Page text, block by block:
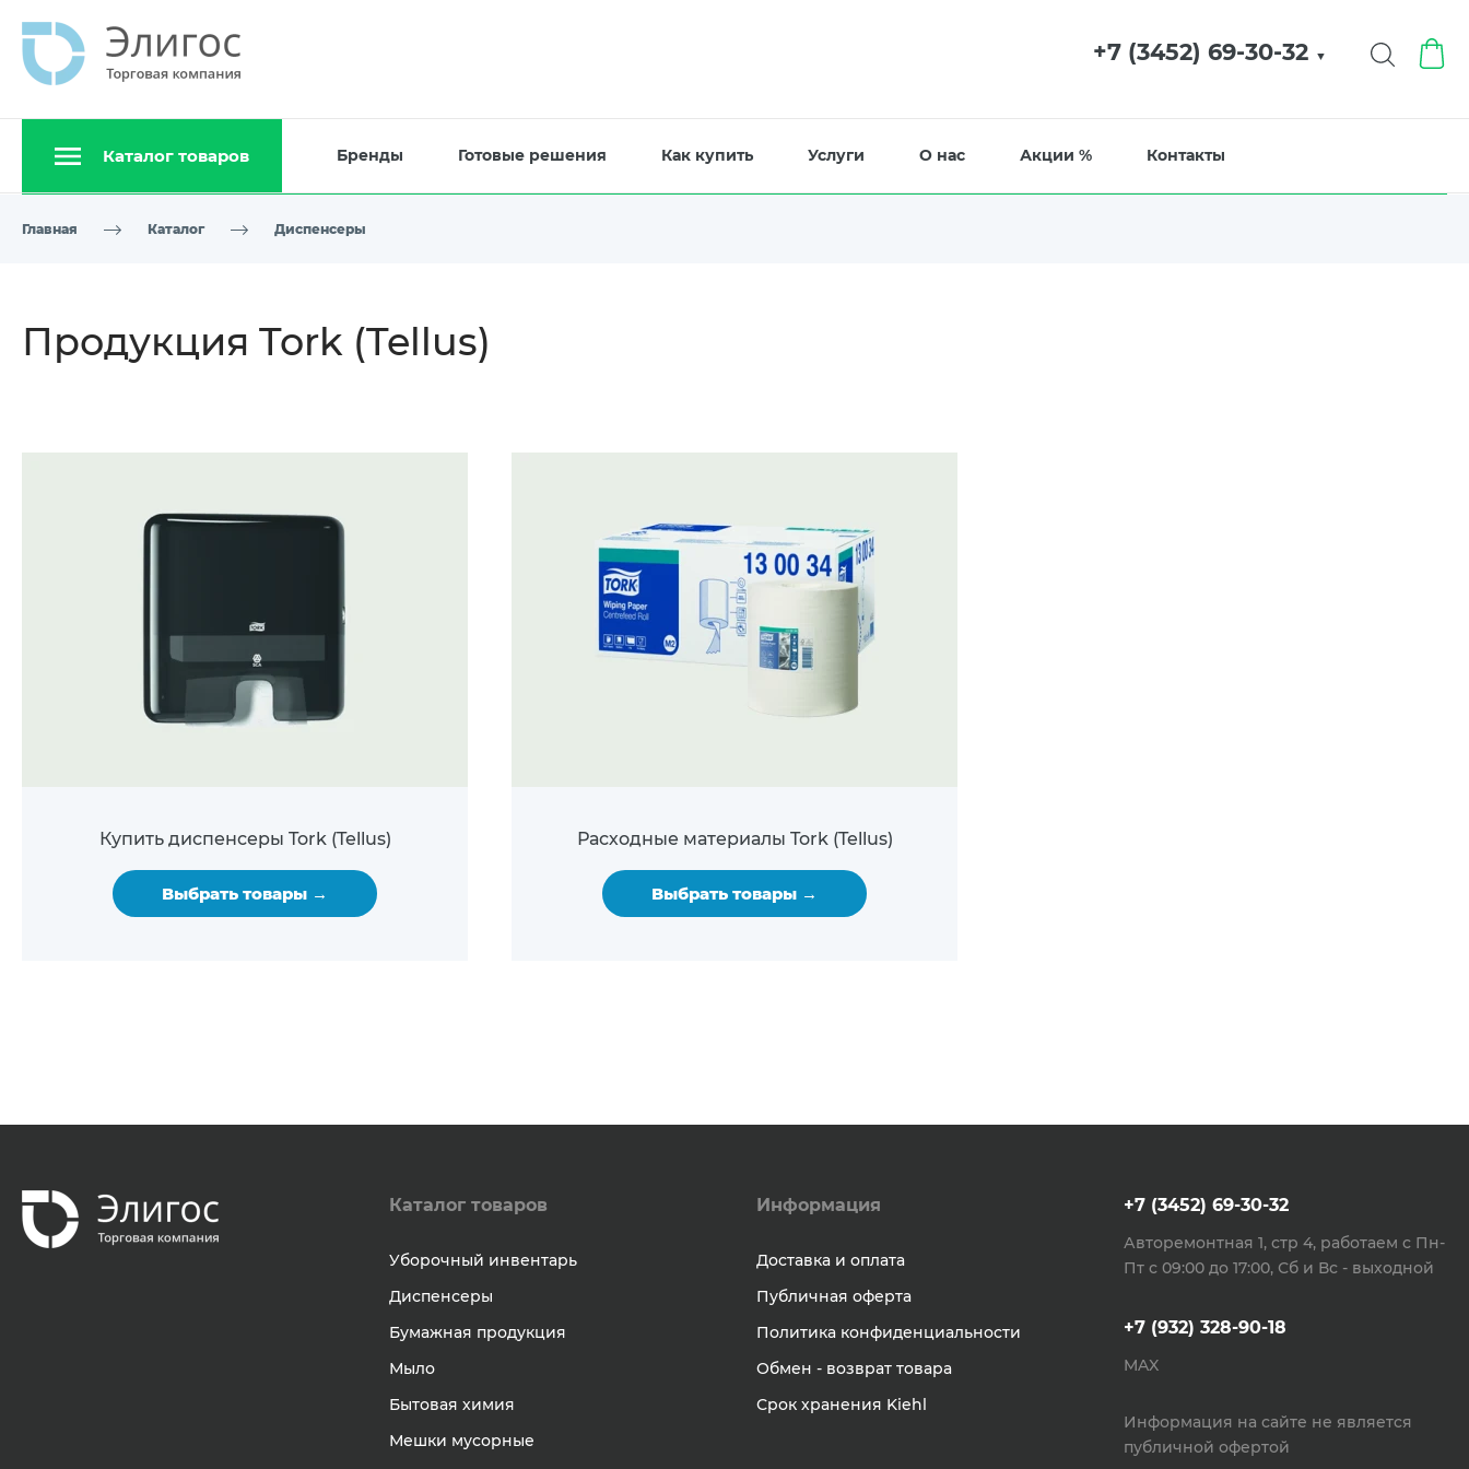
+7 (3452) 69-30-32 ▼
Каталог товаров Бренды Готовые решения Как купить Услуги О нас Акции % Контакты
Главная Каталог Диспенсеры
Продукция Tork (Tellus)
Купить диспенсеры Tork (Tellus)
Выбрать товары →
Расходные материалы Tork (Tellus)
Выбрать товары →
Каталог товаров
Уборочный инвентарь
Диспенсеры
Бумажная продукция
Мыло
Бытовая химия
Мешки мусорные
Информация
Доставка и оплата
Публичная оферта
Политика конфиденциальности
Обмен - возврат товара
Срок хранения Kiehl
+7 (3452) 69-30-32
Авторемонтная 1, стр 4, работаем с Пн-
Пт с 09:00 до 17:00, Сб и Вс - выходной
+7 (932) 328-90-18
MAX
Информация на сайте не является
публичной офертой